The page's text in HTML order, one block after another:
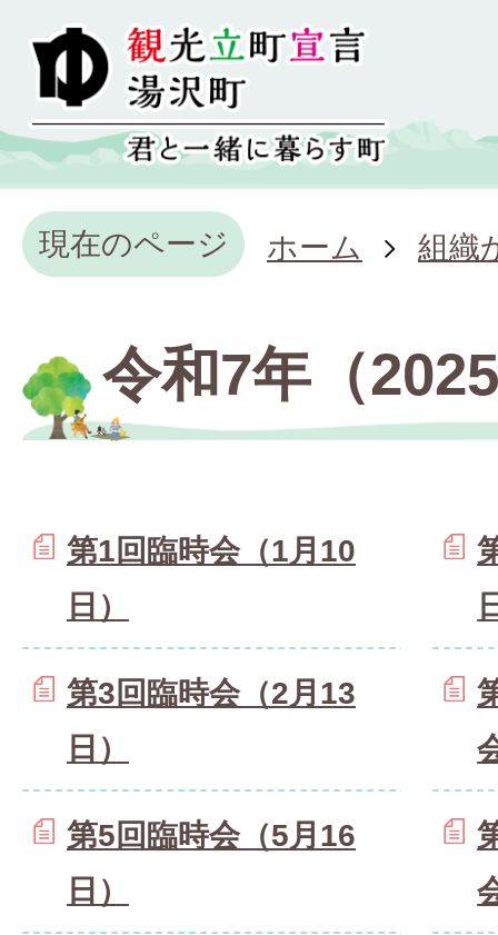
現在のページ ホーム 組織
令和7年（
第1回臨時会（1月10
日）
第3回臨時会（2月13
日）
第5回臨時会（5月16
日）